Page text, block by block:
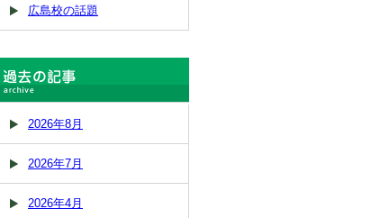
広島校の話題
2026年8月
2026年7月
2026年4月